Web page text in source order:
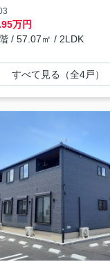
万円
/ 57.07㎡ / 2LDK
すべて見る（全4戸）